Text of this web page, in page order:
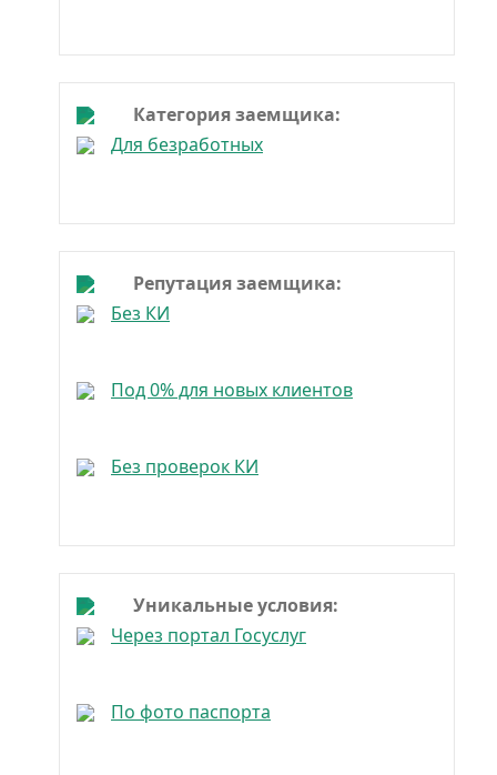
Категория заемщика:
Для безработных
Репутация заемщика:
Без КИ
Под 0% для новых клиентов
Без проверок КИ
Уникальные условия:
Через портал Госуслуг
По фото паспорта